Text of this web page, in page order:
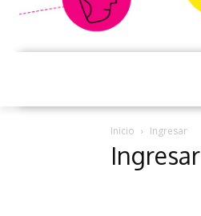
Inicio Ingresar
Ingresar